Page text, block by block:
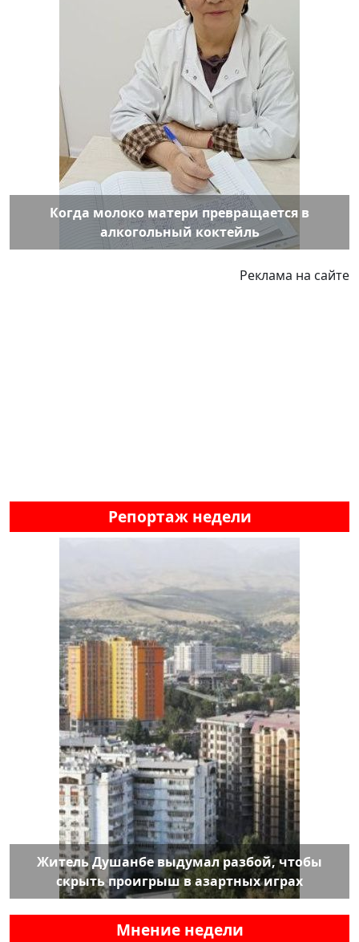
Когда молоко матери превращается в
алкогольный коктейль
Реклама на сайте
Репортаж недели
Житель Душанбе выдумал разбой, чтобы
скрыть проигрыш в азартных играх
Мнение недели